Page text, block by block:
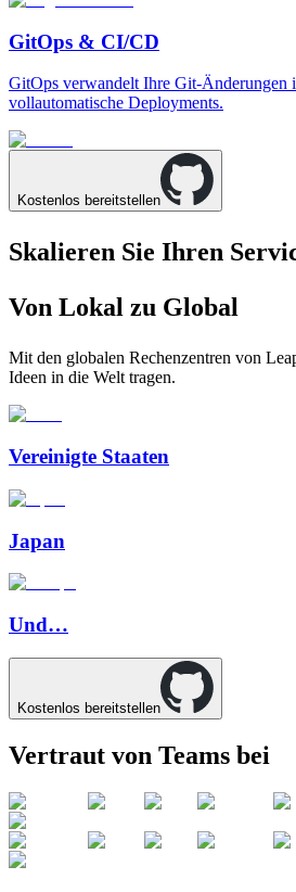
GitOps & CI/CD
GitOps verwandelt Ihre Git-Änderungen
vollautomatische Deployments.
Kostenlos bereitstellen
Skalieren Sie Ihren
Von Lokal zu Global
Mit den globalen Rechenzentren von
Ideen in die Welt tragen.
Vereinigte Staaten
Japan
Und…
Kostenlos bereitstellen
Vertraut von Teams bei